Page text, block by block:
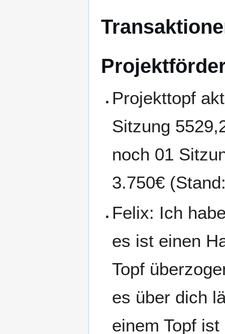
Projekttopf
Sitzung
noch 01
3.750€
Felix: Ich
es ist einen
Topf
es über dich
einem Topf